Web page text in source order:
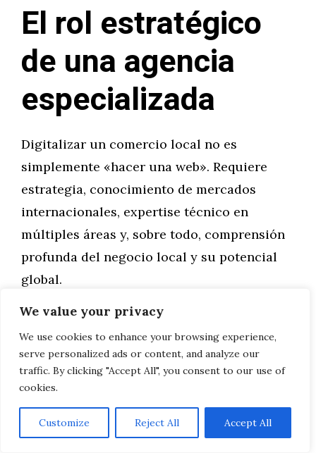
We value your privacy
We use cookies to enhance your browsing experience,
serve personalized ads or content, and analyze our
traffic. By clicking "Accept All", you consent to our use of
cookies.
Customize Reject All Accept All
El rol estratégico
de una agencia
especializada
Digitalizar un comercio local no es
simplemente «hacer una web». Requiere
estrategia, conocimiento de mercados
internacionales, expertise técnico en
múltiples áreas y, sobre todo, comprensión
profunda del negocio local y su potencial
global.
Agencias como Leovel aportan valor en
varios niveles:
Visión estratégica integral.
servicios aislados sino estrategias
completas alineadas con objetivos de